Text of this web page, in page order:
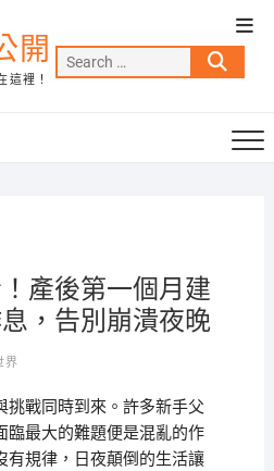
開
這裡！
Search
…
產後第一個月建
，告別崩潰夜晚
界
挑戰同時到來。許多新手父
臨最大的難題便是混亂的作
有規律，日夜顛倒的生活讓